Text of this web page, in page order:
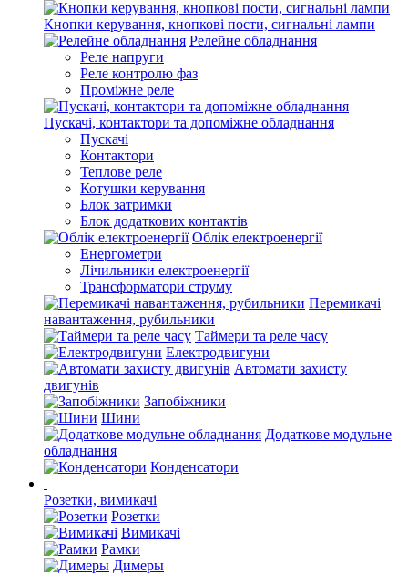
Кнопки керування, кнопкові пости, сигнальні лампи
Релейне обладнання
Реле напруги
Реле контролю фаз
Проміжне реле
Пускачі, контактори та допоміжне обладнання
Пускачі
Контактори
Теплове реле
Котушки керування
Блок затримки
Блок додаткових контактів
Облік електроенергії
Енергометри
Лічильники електроенергії
Трансформатори струму
Перемикачі
навантаження, рубильники
Таймери та реле часу
Електродвигуни
Автомати захисту
двигунів
Запобіжники
Шини
Додаткове модульне
обладнання
Конденсатори
Розетки, вимикачі
Розетки
Вимикачі
Рамки
Димеры